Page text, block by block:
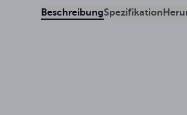
BeschreibungSpezifikation